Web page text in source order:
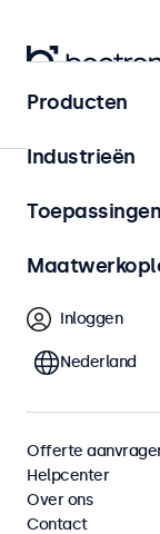
Home
Desktop
Desktop
verstelbare
compacte
met een brede
Filter (3)
Desktop 12
Producten
Industrieën
Toepassingen
Inloggen
Nederland
Offerte
Helpcenter
Over ons
Contact